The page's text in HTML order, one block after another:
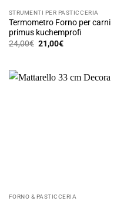
STRUMENTI PER PASTICCERIA
Termometro Forno per carni
primus kuchemprofi
24,00€ Il
prezzo
24,00€.
21,00€Il
21,00€.
FORNO & PASTICCERIA